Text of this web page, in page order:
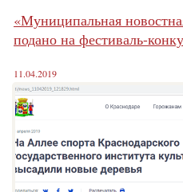
«Муниципальная
подано на фестиваль-
11.04.2019